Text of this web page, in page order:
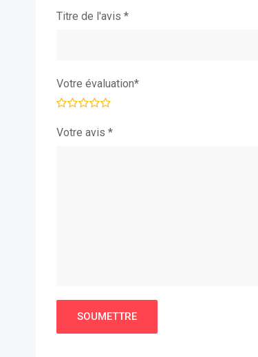
Titre de l'avis *
Votre évaluation*
Votre avis *